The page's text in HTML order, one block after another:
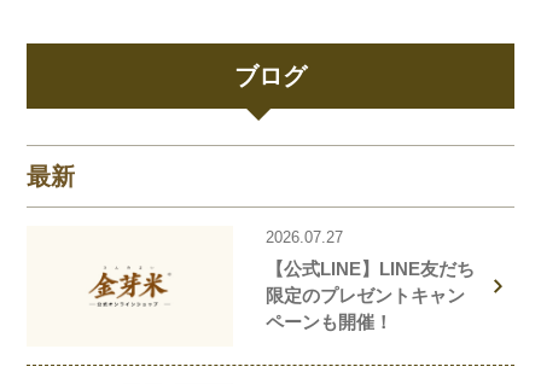
ブログ
最新
2026.07.27
【公式LINE】LINE友だち
限定のプレゼントキャン
ペーンも開催！